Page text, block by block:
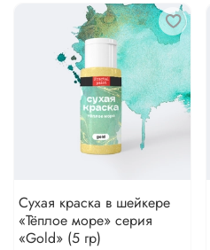
Сухая краска в шейкере
«Тёплое море» серия
«Gold» (5 гр)